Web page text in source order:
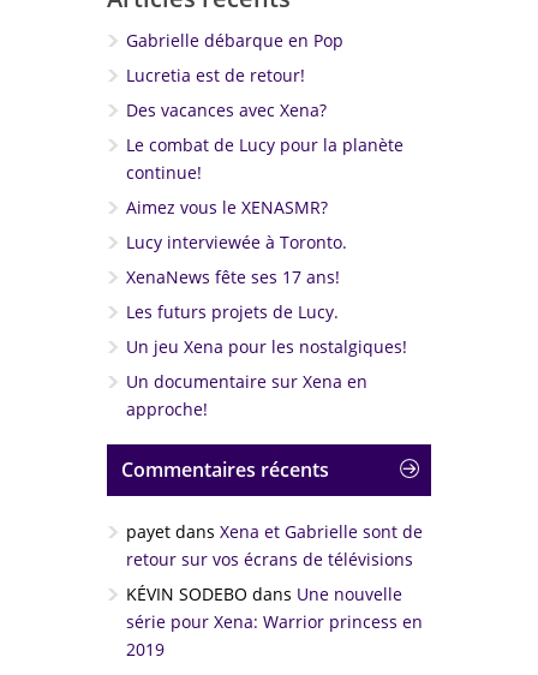
Gabrielle débarque en Pop
Lucretia est de retour!
Des vacances avec Xena?
Le combat de Lucy pour la planète
continue!
Aimez vous le XENASMR?
Lucy interviewée à Toronto.
XenaNews fête ses 17 ans!
Les futurs projets de Lucy.
Un jeu Xena pour les nostalgiques!
Un documentaire sur Xena en
approche!
Commentaires récents
payet dans Xena et Gabrielle sont de
retour sur vos écrans de télévisions
KÉVIN SODEBO dans Une nouvelle
série pour Xena: Warrior princess en
2019